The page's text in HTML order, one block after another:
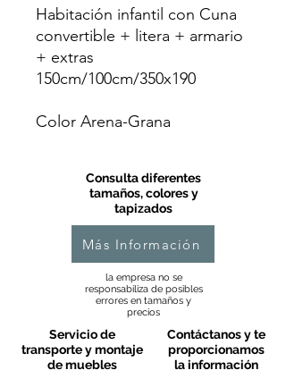
Habitación infantil con Cuna
convertible + litera + armario
+ extras
150cm/100cm/350x190
Color Arena-Grana
Consulta diferentes
tamaños, colores y
tapizados
Más Información
la empresa no se
responsabiliza de posibles
errores en tamaños y
precios
Servicio de
transporte y montaje
de muebles
Contáctanos y te
proporcionamos
la información